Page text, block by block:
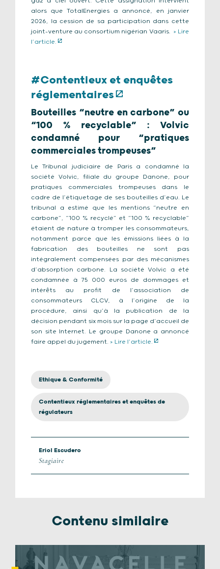
alors que TotalEnergies a annoncé, en janvier
2026, la cession de sa participation dans cette
joint-venture au consortium nigérian Vaaris. > Lire
l’article.
#Contentieux et enquêtes
réglementaires
Bouteilles “neutre en carbone” ou
“100 % recyclable” : Volvic
condamné pour “pratiques
commerciales trompeuses”
Le Tribunal judiciaire de Paris a condamné la
société Volvic, filiale du groupe Danone, pour
pratiques commerciales trompeuses dans le
cadre de l’étiquetage de ses bouteilles d’eau. Le
tribunal a estimé que les mentions “neutre en
carbone”, “100 % recyclé” et “100 % recyclable”
étaient de nature à tromper les consommateurs,
notamment parce que les émissions liées à la
fabrication des bouteilles ne sont pas
intégralement compensées par des mécanismes
d’absorption carbone. La société Volvic a été
condamnée à 75 000 euros de dommages et
intérêts au profit de l’association de
consommateurs CLCV, à l’origine de la
procédure, ainsi qu’à la publication de la
décision pendant six mois sur la page d’accueil de
son site Internet. Le groupe Danone a annoncé
faire appel du jugement. > Lire l’article.
Ethique & Conformité
Contentieux réglementaires et enquêtes de
régulateurs
Eriol Escudero
Stagiaire
Contenu similaire